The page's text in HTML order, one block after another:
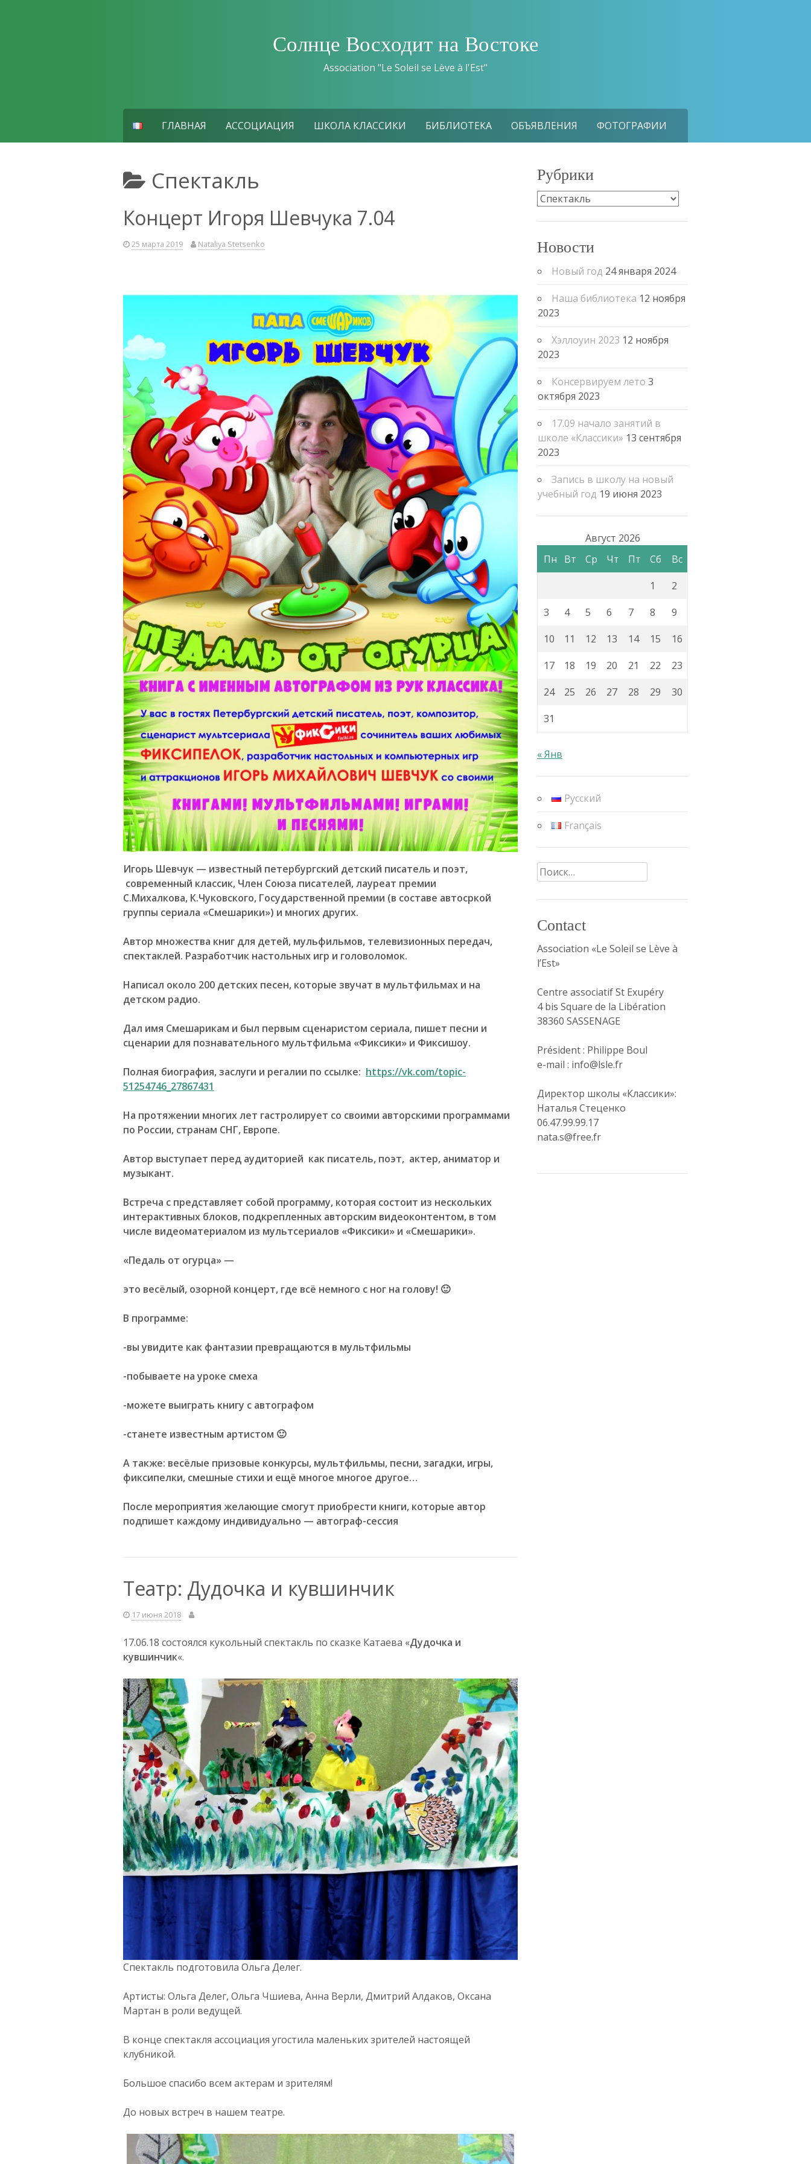
Солнце Восходит на Востоке
Association "Le Soleil se Lève à l'Est"
ГЛАВНАЯ АССОЦИАЦИЯ ШКОЛА КЛАССИКИ БИБЛИОТЕКА ОБЪЯВЛЕНИЯ ФОТОГРАФИИ
Спектакль
Концерт Игоря Шевчука 7.04
25 марта 2019 Nataliya Stetsenko
Игорь Шевчук — известный петербургский детский писатель и поэт,
современный классик, Член Союза писателей, лауреат премии
С.Михалкова, К.Чуковского, Государственной премии (в составе автосркой
группы сериала «Смешарики») и многих других.
Автор множества книг для детей, мульфильмов, телевизионных передач,
спектаклей. Разработчик настольных игр и головоломок.
Написал около 200 детских песен, которые звучат в мультфильмах и на
детском радио.
Дал имя Смешарикам и был первым сценаристом сериала, пишет песни и
сценарии для познавательного мультфильма «Фиксики» и Фиксишоу.
Полная биография, заслуги и регалии по ссылке: https://vk.com/topic-
51254746_27867431
На протяжении многих лет гастролирует со своими авторскими программами
по России, странам СНГ, Европе.
Автор выступает перед аудиторией как писатель, поэт, актер, аниматор и
музыкант.
Встреча с представляет собой программу, которая состоит из нескольких
интерактивных блоков, подкрепленных авторским видеоконтентом, в том
числе видеоматериалом из мультсериалов «Фиксики» и «Смешарики».
«Педаль от огурца» —
это весёлый, озорной концерт, где всё немного с ног на голову! 🙂
В программе:
-вы увидите как фантазии превращаются в мультфильмы
-побываете на уроке смеха
-можете выиграть книгу с автографом
-станете известным артистом 🙂
А также: весёлые призовые конкурсы, мультфильмы, песни, загадки, игры,
фиксипелки, смешные стихи и ещё многое многое другое…
После мероприятия желающие смогут приобрести книги, которые автор
подпишет каждому индивидуально — автограф-сессия
Театр: Дудочка и кувшинчик
17 июня 2018
17.06.18 состоялся кукольный спектакль по сказке Катаева «Дудочка и
кувшинчик«.
Спектакль подготовила Ольга Делег.
Артисты: Ольга Делег, Ольга Чшиева, Анна Верли, Дмитрий Алдаков, Оксана
Мартан в роли ведущей.
В конце спектакля ассоциация угостила маленьких зрителей настоящей
клубникой.
Большое спасибо всем актерам и зрителям!
До новых встреч в нашем театре.
Рубрики
Рубрики
Новости
Новый год 24 января 2024
Наша библиотека 12 ноября
2023
Хэллоуин 2023 12 ноября
2023
Консервируем лето 3
октября 2023
17.09 начало занятий в
школе «Классики» 13 сентября
2023
Запись в школу на новый
учебный год 19 июня 2023
Август 2026
Пн
Вт Ср Чт Пт Сб
Вс
1
2
3
4 5 6 7 8
9
10
11 12 13 14 15
16
17
18 19 20 21 22
23
24
25 26 27 28 29
30
31
« Янв
Русский
Français
Найти:
Contact
Association «Le Soleil se Lève à
l’Est»
Centre associatif St Exupéry
4 bis Square de la Libération
38360 SASSENAGE
Président : Philippe Boul
e-mail : info@lsle.fr
Директор школы «Классики»:
Наталья Стеценко
06.47.99.99.17
nata.s@free.fr